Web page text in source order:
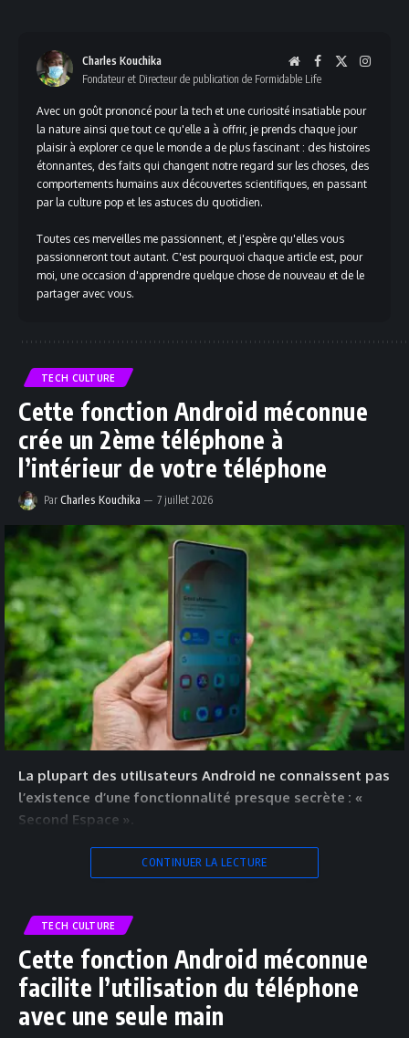
Charles Kouchika WebsiteFacebook
Fondateur et Directeur de publication de Formidable Life
Avec un goût prononcé pour la tech et une curiosité insatiable pour
la nature ainsi que tout ce qu'elle a à offrir, je prends chaque jour
plaisir à explorer ce que le monde a de plus fascinant : des histoires
étonnantes, des faits qui changent notre regard sur les choses, des
comportements humains aux découvertes scientifiques, en passant
par la culture pop et les astuces du quotidien.
Toutes ces merveilles me passionnent, et j'espère qu'elles vous
passionneront tout autant. C'est pourquoi chaque article est, pour
moi, une occasion d'apprendre quelque chose de nouveau et de le
partager avec vous.
TECH CULTURE
Cette fonction Android méconnue
crée un 2ème téléphone à
l’intérieur de votre téléphone
Par Charles Kouchika 7 juillet 2026
La plupart des utilisateurs Android ne connaissent pas
l’existence d’une fonctionnalité presque secrète : «
Second Espace ».
CONTINUER LA LECTURE
TECH CULTURE
Cette fonction Android méconnue
facilite l’utilisation du téléphone
avec une seule main